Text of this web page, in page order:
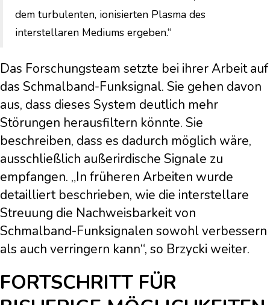
dem turbulenten, ionisierten Plasma des
interstellaren Mediums ergeben.“
Das Forschungsteam setzte bei ihrer Arbeit auf
das Schmalband-Funksignal. Sie gehen davon
aus, dass dieses System deutlich mehr
Störungen herausfiltern könnte. Sie
beschreiben, dass es dadurch möglich wäre,
ausschließlich außerirdische Signale zu
empfangen. „In früheren Arbeiten wurde
detailliert beschrieben, wie die interstellare
Streuung die Nachweisbarkeit von
Schmalband-Funksignalen sowohl verbessern
als auch verringern kann“, so Brzycki weiter.
FORTSCHRITT FÜR